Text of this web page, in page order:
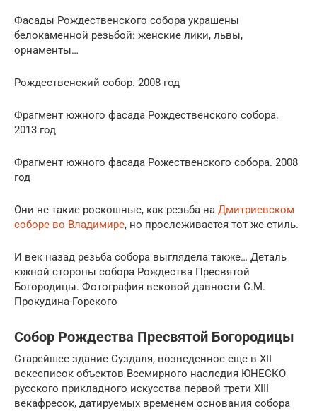
Фасады Рождественского собора украшены
белокаменной резьбой: женские лики, львы,
орнаменты…
Рождественский собор. 2008 год
Фрагмент южного фасада Рождественского собора.
2013 год
Фрагмент южного фасада Рожественского собора. 2008
год
Они не такие роскошные, как резьба на Дмитриевском
соборе во Владимире, но прослеживается тот же стиль.
И век назад резьба собора выглядела также… Деталь
южной стороны собора Рождества Пресвятой
Богородицы. Фотография вековой давности С.М.
Прокудина-Горского
Собор Рождества Пресвятой Богородицы
Старейшее здание Суздаля, возведенное еще в XII
векесписок объектов Всемирного наследия ЮНЕСКО
русского прикладного искусства первой трети XIII
векафресок, датируемых временем основания собора